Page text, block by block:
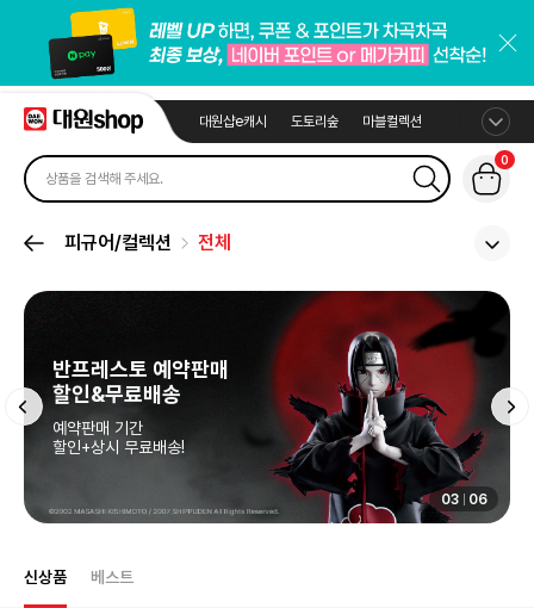
대원샵e캐시 도토리숲 마블컬렉션
0
피규어/컬렉션 전체
04 06
신상품 베스트